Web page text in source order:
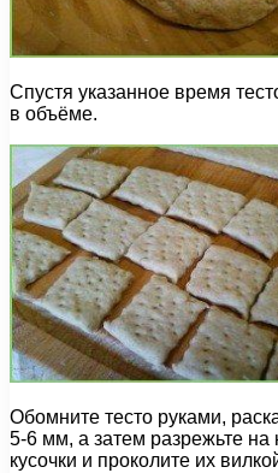
Спустя указанное время
в объёме.
Обомните тесто руками,
5-6 мм, а затем разрежьте
кусочки и проколите их